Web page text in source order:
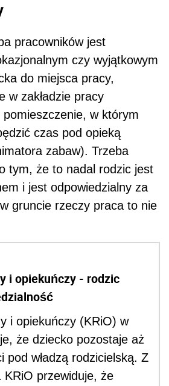
pracowników jest
czy wyjątkowym
do miejsca pracy,
w zakładzie pracy
w którym
czas pod opieką
zabaw). Trzeba
tym, że to nadal rodzic jest
i jest odpowiedzialny za
gruncie rzeczy praca to nie
i opiekuńczy - rodzic
i opiekuńczy (KRiO) w
że dziecko pozostaje aż
pod władzą rodzicielską. Z
KRiO przewiduje, że